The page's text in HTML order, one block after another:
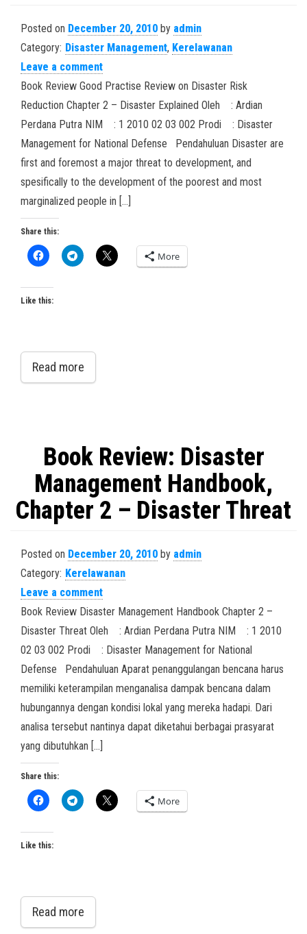
Posted on December 20, 2010 by admin
Category: Disaster Management, Kerelawanan
Leave a comment
Book Review Good Practise Review on Disaster Risk
Reduction Chapter 2 – Disaster Explained Oleh : Ardian
Perdana Putra NIM : 1 2010 02 03 002 Prodi : Disaster
Management for National Defense Pendahuluan Disaster are
first and foremost a major threat to development, and
spesifically to the development of the poorest and most
marginalized people in […]
Share this:
More
Like this:
Read more
Book Review: Disaster
Management Handbook,
Chapter 2 – Disaster Threat
Posted on December 20, 2010 by admin
Category: Kerelawanan
Leave a comment
Book Review Disaster Management Handbook Chapter 2 –
Disaster Threat Oleh : Ardian Perdana Putra NIM : 1 2010
02 03 002 Prodi : Disaster Management for National
Defense Pendahuluan Aparat penanggulangan bencana harus
memiliki keterampilan menganalisa dampak bencana dalam
hubungannya dengan kondisi lokal yang mereka hadapi. Dari
analisa tersebut nantinya dapat diketahui berbagai prasyarat
yang dibutuhkan […]
Share this:
More
Like this:
Read more